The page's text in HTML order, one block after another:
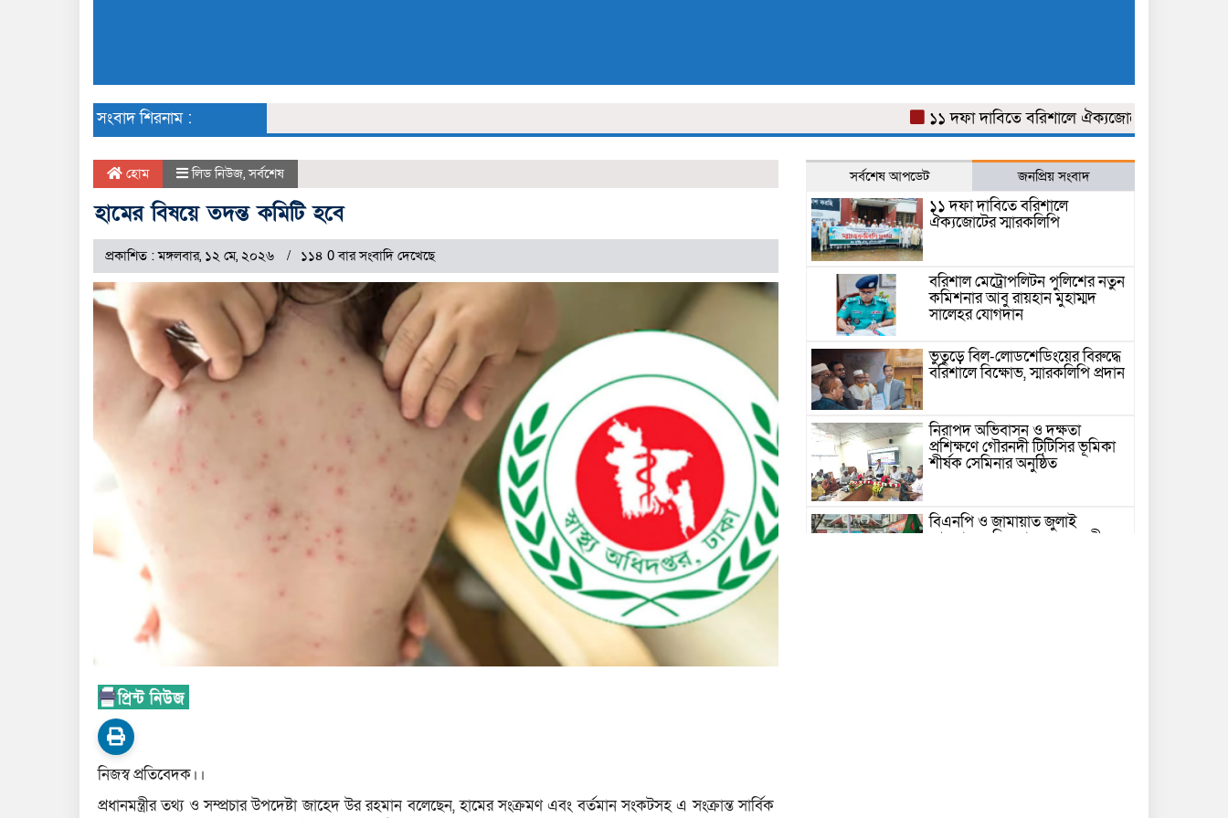
সংবাদ শিরনাম : ১১ দফা দাবিতে বরিশালে ঐক্যজোটের স্মারকলিপি
হোম লিড নিউজ,সর্বশেষ
হামের বিষয়ে তদন্ত কমিটি হবে
প্রকাশিত : মঙ্গলবার, ১২ মে, ২০২৬ ১১৪ 0 বার সংবাদি দেখেছে
নিজস্ব প্রতিবেদক।।
প্রধানমন্ত্রীর তথ্য ও সম্প্রচার উপদেষ্টা জাহেদ উর রহমান বলেছেন, হামের সংক্রমণ এবং বর্তমান সংকটসহ এ সংক্রান্ত সার্বিক
সর্বশেষ আপডেট জনপ্রিয় সংবাদ
১১ দফা দাবিতে বরিশালে
ঐক্যজোটের স্মারকলিপি
বরিশাল মেট্রোপলিটন পুলিশের নতুন
কমিশনার আবু রায়হান মুহাম্মদ
সালেহর যোগদান
ভুতুড়ে বিল-লোডশেডিংয়ের বিরুদ্ধে
বরিশালে বিক্ষোভ, স্মারকলিপি প্রদান
নিরাপদ অভিবাসন ও দক্ষতা
প্রশিক্ষণে গৌরনদী টিটিসির ভূমিকা
শীর্ষক সেমিনার অনুষ্ঠিত
বিএনপি ও জামায়াত জুলাই
আন্দোলনে ছিল না: ফয়জুল করীম